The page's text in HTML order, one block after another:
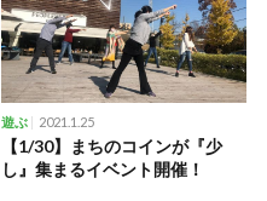
遊ぶ 2021.1.25
【1/30】まちのコインが『少
し』集まるイベント開催！